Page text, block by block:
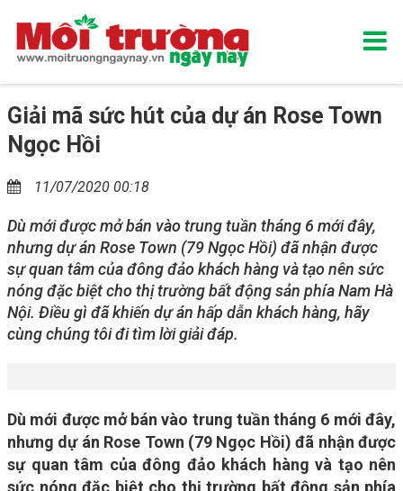
Giải mã sức hút của dự án Rose Town
Ngọc Hồi
11/07/2020 00:18
Dù mới được mở bán vào trung tuần tháng 6 mới đây,
nhưng dự án Rose Town (79 Ngọc Hồi) đã nhận được
sự quan tâm của đông đảo khách hàng và tạo nên sức
nóng đặc biệt cho thị trường bất động sản phía Nam Hà
Nội. Điều gì đã khiến dự án hấp dẫn khách hàng, hãy
cùng chúng tôi đi tìm lời giải đáp.
Dù mới được mở bán vào trung tuần tháng 6 mới đây,
nhưng dự án Rose Town (79 Ngọc Hồi) đã nhận được
sự quan tâm của đông đảo khách hàng và tạo nên
sức nóng đặc biệt cho thị trường bất động sản phía